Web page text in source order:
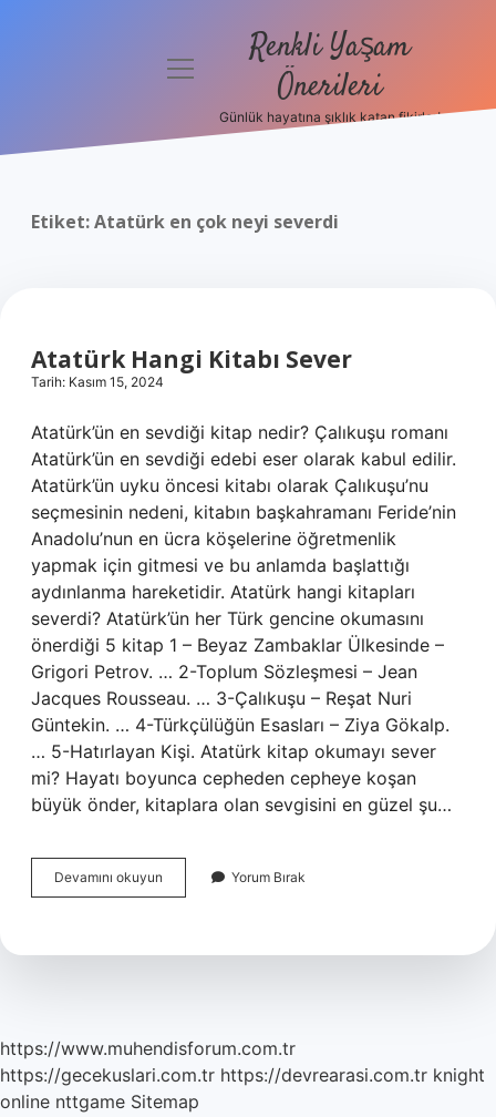
Politikası
menüyü
Renkli Yaşam
Önerileri
Günlük hayatına şıklık katan fikirler!
Etiket:Atatürk en çok neyi severdi
Atatürk Hangi Kitabı Sever
Tarih: Kasım 15, 2024
Atatürk’ün en sevdiği kitap nedir? Çalıkuşu romanı
Atatürk’ün en sevdiği edebi eser olarak kabul edilir.
Atatürk’ün uyku öncesi kitabı olarak Çalıkuşu’nu
seçmesinin nedeni, kitabın başkahramanı Feride’nin
Anadolu’nun en ücra köşelerine öğretmenlik
yapmak için gitmesi ve bu anlamda başlattığı
aydınlanma hareketidir. Atatürk hangi kitapları
severdi? Atatürk’ün her Türk gencine okumasını
önerdiği 5 kitap 1 – Beyaz Zambaklar Ülkesinde –
Grigori Petrov. … 2-Toplum Sözleşmesi – Jean
Jacques Rousseau. … 3-Çalıkuşu – Reşat Nuri
Güntekin. … 4-Türkçülüğün Esasları – Ziya Gökalp.
… 5-Hatırlayan Kişi. Atatürk kitap okumayı sever
mi? Hayatı boyunca cepheden cepheye koşan
büyük önder, kitaplara olan sevgisini en güzel şu…
Devamını okuyun
Hangi
Yorum Bırak
https://www.muhendisforum.com.tr
https://gecekuslari.com.tr https://devrearasi.com.tr knight
online nttgame Sitemap